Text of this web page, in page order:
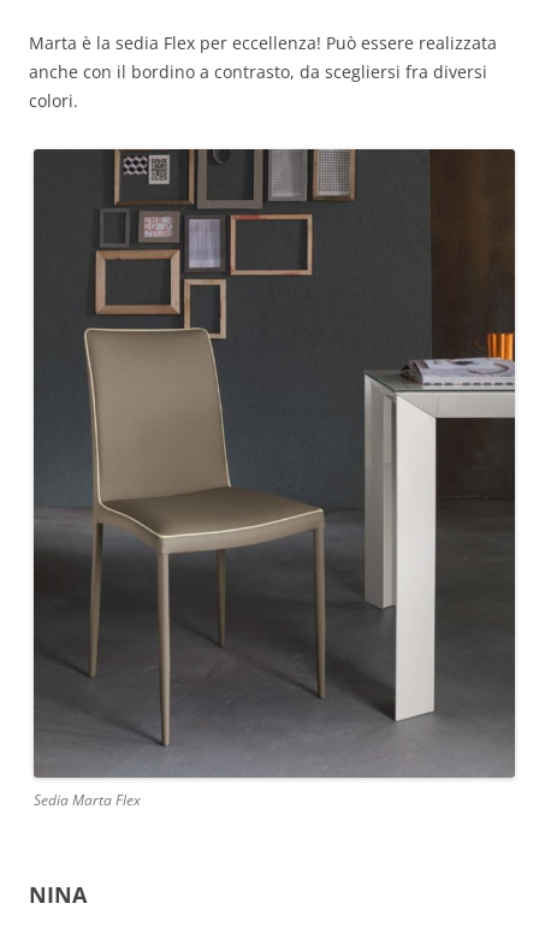
Marta è la sedia Flex per eccellenza! Può essere realizzata
anche con il bordino a contrasto, da scegliersi fra diversi
colori.
Sedia Marta Flex
NINA